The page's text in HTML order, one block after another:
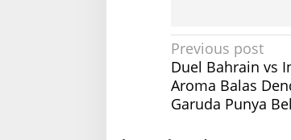
P
o
s
t
Previous post
Duel Bahrain vs
Aroma Balas
Garuda Punya